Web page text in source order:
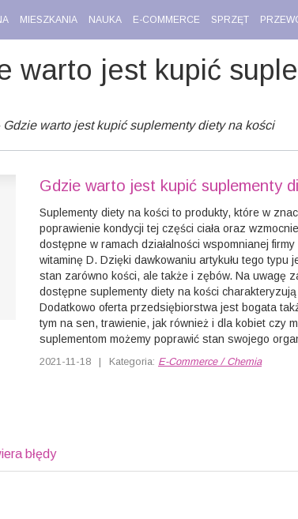
MIESZKANIA NAUKA E-COMMERCE SPRZĘT
warto jest kupić
Gdzie warto jest kupić suplementy diety na kości
Gdzie warto jest kupić suplementy
Suplementy diety na kości to produkty, które w
poprawienie kondycji tej części ciała oraz
dostępne w ramach działalności wspomnianej
witaminę D. Dzięki dawkowaniu artykułu tego typu
stan zarówno kości, ale także i zębów. Na uwagę
dostępne suplementy diety na kości
Dodatkowo oferta przedsiębiorstwa jest bogata
tym na sen, trawienie, jak również i dla kobiet czy
suplementom możemy poprawić stan swojego
2021-11-18 | Kategoria: E-Commerce / Chemia
błędy